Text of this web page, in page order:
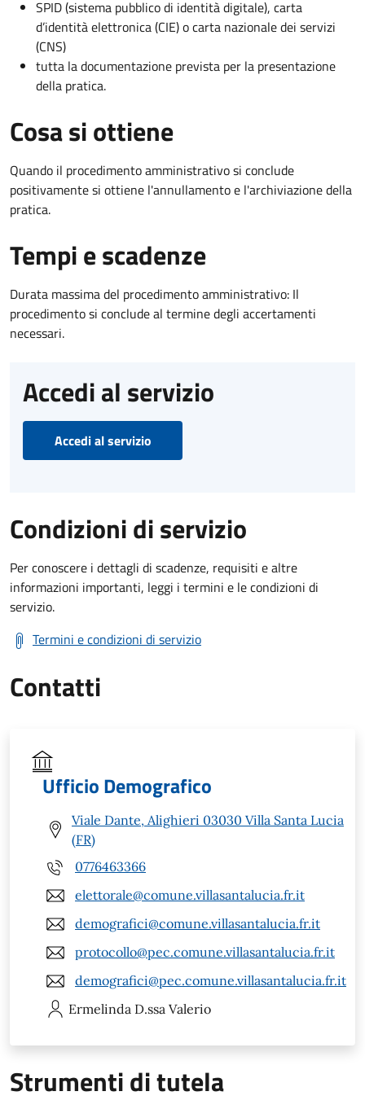
SPID (sistema pubblico di identità digitale), carta
d’identità elettronica (CIE) o carta nazionale dei servizi
(CNS)
tutta la documentazione prevista per la presentazione
della pratica.
Cosa si ottiene
Quando il procedimento amministrativo si conclude
positivamente si ottiene l'annullamento e l'archiviazione della
pratica.
Tempi e scadenze
Durata massima del procedimento amministrativo: Il
procedimento si conclude al termine degli accertamenti
necessari.
Accedi al servizio
Accedi al servizio
Condizioni di servizio
Per conoscere i dettagli di scadenze, requisiti e altre
informazioni importanti, leggi i termini e le condizioni di
servizio.
Termini e condizioni di servizio
Contatti
Ufficio Demografico
Viale Dante, Alighieri 03030 Villa Santa Lucia
(FR)
0776463366
elettorale@comune.villasantalucia.fr.it
demografici@comune.villasantalucia.fr.it
protocollo@pec.comune.villasantalucia.fr.it
demografici@pec.comune.villasantalucia.fr.it
Ermelinda D.ssa Valerio
Strumenti di tutela